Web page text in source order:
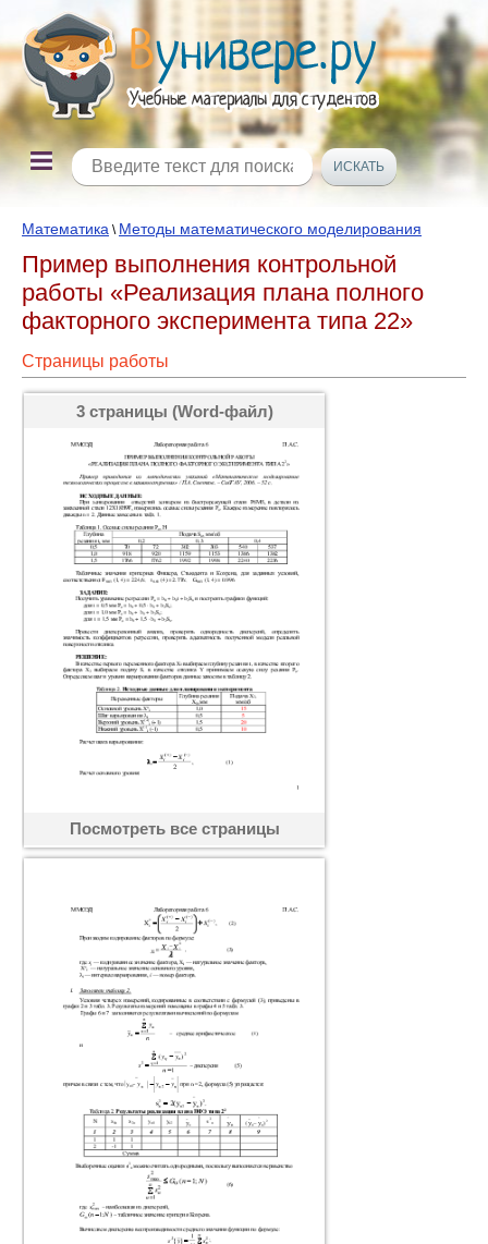
Математика \ Методы математического моделирования
Пример выполнения контрольной
работы «Реализация плана полного
факторного эксперимента типа 22»
Страницы работы
3 страницы (Word-файл)
Посмотреть все страницы